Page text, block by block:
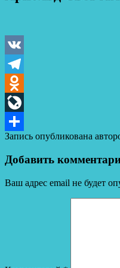
VK
Telegram
Odnoklassniki
LiveJournal
Отправить
Запись опубликована
Добавить
Ваш адрес email не будет